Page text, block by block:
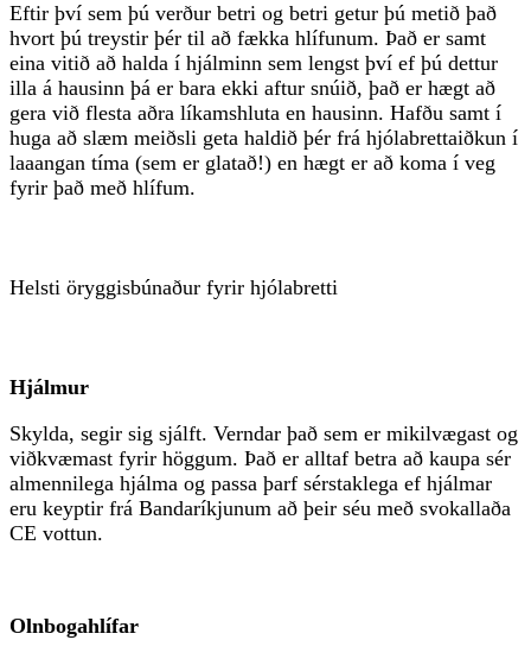
Eftir því sem þú verður betri og betri getur þú metið það
hvort þú treystir þér til að fækka hlífunum. Það er samt
eina vitið að halda í hjálminn sem lengst því ef þú dettur
illa á hausinn þá er bara ekki aftur snúið, það er hægt að
gera við flesta aðra líkamshluta en hausinn. Hafðu samt í
huga að slæm meiðsli geta haldið þér frá hjólabrettaiðkun í
laaangan tíma (sem er glatað!) en hægt er að koma í veg
fyrir það með hlífum.
Helsti öryggisbúnaður fyrir hjólabretti
Hjálmur
Skylda, segir sig sjálft. Verndar það sem er mikilvægast og
viðkvæmast fyrir höggum. Það er alltaf betra að kaupa sér
almennilega hjálma og passa þarf sérstaklega ef hjálmar
eru keyptir frá Bandaríkjunum að þeir séu með svokallaða
CE vottun.
Olnbogahlífar